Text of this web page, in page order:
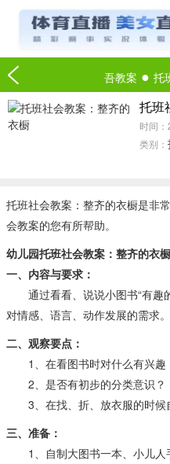
吾教案 ● 托
托班
时间
类别：
托班社会教案：整齐的衣橱是非
会教案的您有所帮助。
幼儿园托班社会教案：整齐的衣橱
一、内容与要求：
通过看看、说说小图书“有趣
对情感、语言、动作发展的需求。
二、观察要点：
1、在看图书时对什么有兴趣
2、是否有初步的分类意识？
3、在找、折、放衣服的时候
三、准备：
1、自制大图书一本、小儿人